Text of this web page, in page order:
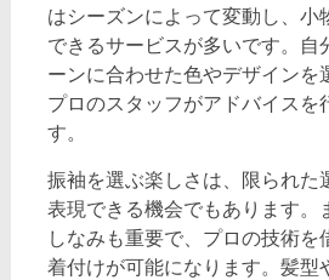
はシーズンによって変動し、小
できるサービスが多いです。自
ーンに合わせた色やデザインを
プロのスタッフがアドバイスを
す。
振袖を選ぶ楽しさは、限られた
表現できる機会でもあります。
しなみも重要で、プロの技術を
着付けが可能になります。髪型